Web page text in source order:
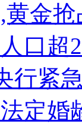
金抢
口超
行紧
定婚